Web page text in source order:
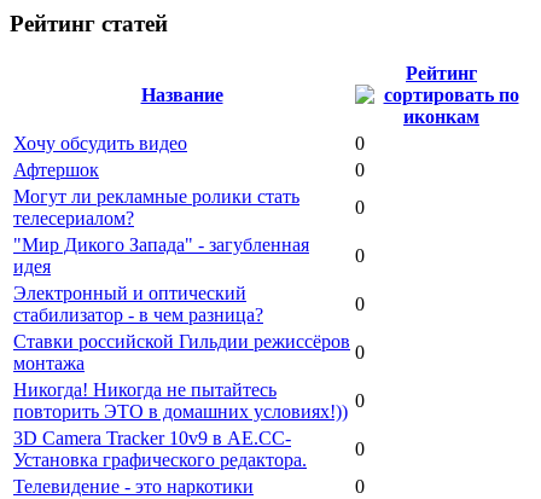
Рейтинг статей
Название
Рейтинг
Хочу обсудить видео
0
Афтершок
0
Могут ли рекламные ролики стать
телесериалом?
0
"Мир Дикого Запада" - загубленная
идея
0
Электронный и оптический
стабилизатор - в чем разница?
0
Ставки российской Гильдии режиссёров
монтажа
0
Никогда! Никогда не пытайтесь
повторить ЭТО в домашних условиях!))
0
3D Camera Tracker 10v9 в AЕ.СС-
Установка графического редактора.
0
Телевидение - это наркотики
0